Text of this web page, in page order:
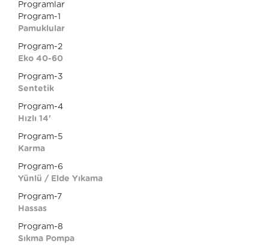
Programlar
Program-1
Pamuklular
Program-2
Eko 40-60
Program-3
Sentetik
Program-4
Hızlı 14'
Program-5
Karma
Program-6
Yünlü / Elde Yıkama
Program-7
Hassas
Program-8
Sıkma Pompa